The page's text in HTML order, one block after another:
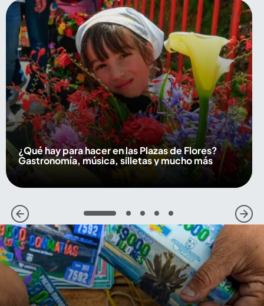
¿Qué hay para hacer en las Plazas de Flores?
Gastronomía, música, silletas y mucho más
1 2 3 4 5